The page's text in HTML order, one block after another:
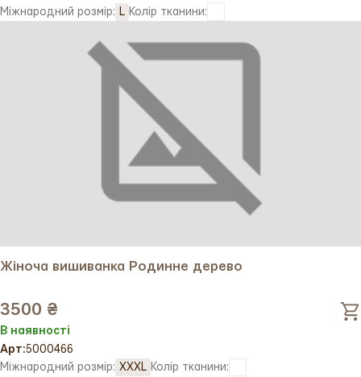
Міжнародний розмір: L Колір тканини:
Жіноча вишиванка Родинне дерево
3500 ₴
В наявності
Арт:5000466
Міжнародний розмір: XXXL Колір тканини: